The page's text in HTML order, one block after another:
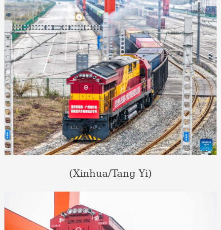
(Xinhua/Tang Yi)